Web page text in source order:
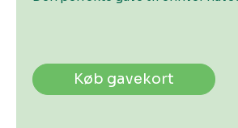
Køb gavekort